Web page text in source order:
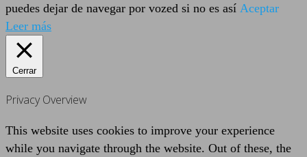
puedes dejar de navegar por vozed si no es así Aceptar
Leer más
Cerrar
Privacy Overview
This website uses cookies to improve your experience
while you navigate through the website. Out of these, the